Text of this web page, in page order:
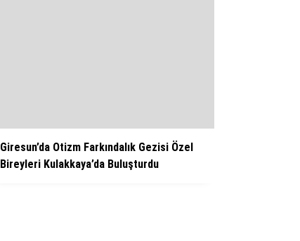
Giresun’da Otizm Farkındalık Gezisi Özel
Bireyleri Kulakkaya’da Buluşturdu